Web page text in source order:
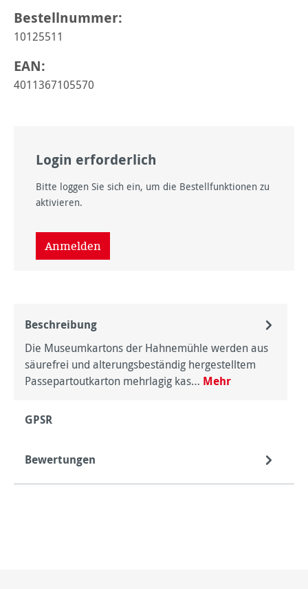
Bestellnummer:
10125511
EAN:
4011367105570
Login erforderlich
Bitte loggen Sie sich ein, um die Bestellfunktionen zu
aktivieren.
Anmelden
Beschreibung
Die Museumkartons der Hahnemühle werden aus
säurefrei und alterungsbeständig hergestelltem
Passepartoutkarton mehrlagig kas… Mehr
GPSR
Bewertungen